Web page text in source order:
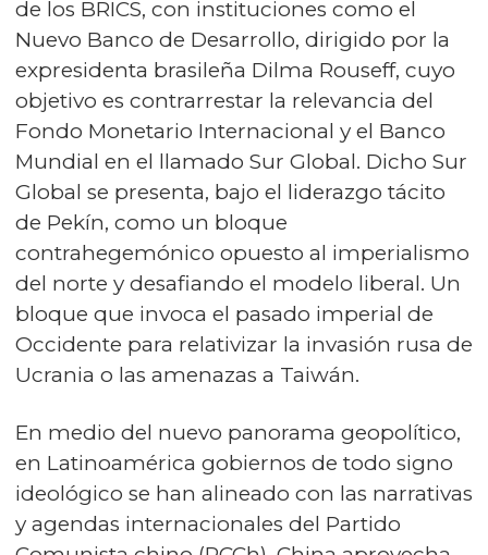
de los BRICS, con instituciones como el
Nuevo Banco de Desarrollo, dirigido por la
expresidenta brasileña Dilma Rouseff, cuyo
objetivo es contrarrestar la relevancia del
Fondo Monetario Internacional y el Banco
Mundial en el llamado Sur Global. Dicho Sur
Global se presenta, bajo el liderazgo tácito
de Pekín, como un bloque
contrahegemónico opuesto al imperialismo
del norte y desafiando el modelo liberal. Un
bloque que invoca el pasado imperial de
Occidente para relativizar la invasión rusa de
Ucrania o las amenazas a Taiwán.
En medio del nuevo panorama geopolítico,
en Latinoamérica gobiernos de todo signo
ideológico se han alineado con las narrativas
y agendas internacionales del Partido